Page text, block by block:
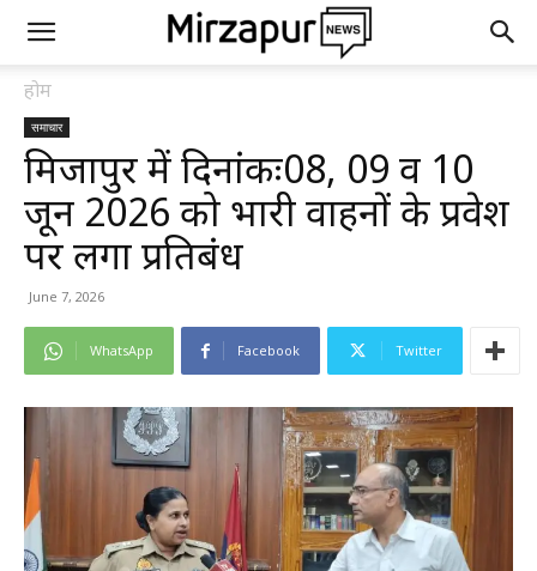
होम
समाचार
मिर्जापुर में दिनांकः08, 09 व 10
जून 2026 को भारी वाहनों के प्रवेश
पर लगा प्रतिबंध
June 7, 2026
WhatsApp Facebook Twitter